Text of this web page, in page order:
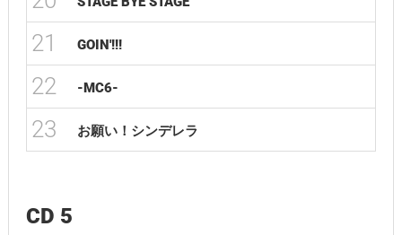
21 GOIN'!!!
22 -MC6-
23 お願い！シンデレラ
CD 5